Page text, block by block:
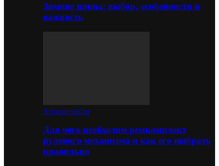
Зимние шины: выбор, особенности и
важность
Автозапчасти
Для чего необходим ремкомплект
рулевого механизма и как его выбрать
правильно